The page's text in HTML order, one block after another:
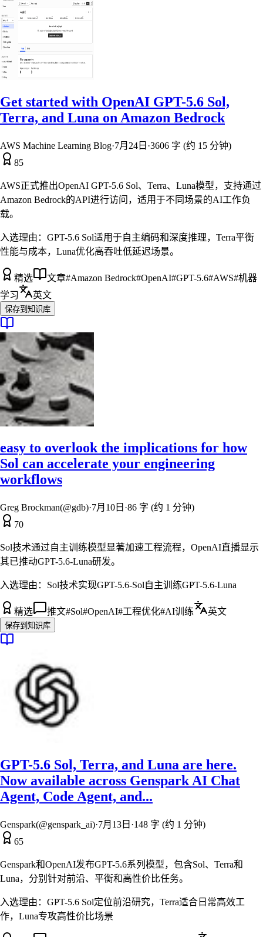
Get started with OpenAI GPT-5.6 Sol,
Terra, and Luna on Amazon Bedrock
AWS Machine Learning Blog·7月24日 ·3606 字 (约 15 分钟)
85
AWS正式推出OpenAI GPT-5.6 Sol、Terra、Luna模型，支持通过
Amazon Bedrock的API进行访问，适用于不同场景的AI工作负
载。
入选理由： GPT-5.6 Sol适用于自主编码和深度推理，Terra平衡
性能与成本，Luna优化高吞吐低延迟场景。
精选 文章#Amazon Bedrock#OpenAI#GPT-5.6#AWS#机器
学习
英文
保存到知识库
easy to overlook the implications for how
Sol can accelerate your engineering
workflows
Greg Brockman(@gdb)·7月10日 ·86 字 (约 1 分钟)
70
Sol技术通过自主训练模型显著加速工程流程，OpenAI直播显示
其已推动GPT-5.6-Luna研发。
入选理由： Sol技术实现GPT-5.6-Sol自主训练GPT-5.6-Luna
精选 推文#Sol#OpenAI#工程优化#AI训练 英文
保存到知识库
GPT-5.6 Sol, Terra, and Luna are here.
Now available across Genspark AI Chat
Agent, Code Agent, and...
Genspark(@genspark_ai)·7月13日 ·148 字 (约 1 分钟)
65
Genspark和OpenAI发布GPT-5.6系列模型，包含Sol、Terra和
Luna，分别针对前沿、平衡和高性价比任务。
入选理由： GPT-5.6 Sol定位前沿研究，Terra适合日常高效工
作，Luna专攻高性价比场景